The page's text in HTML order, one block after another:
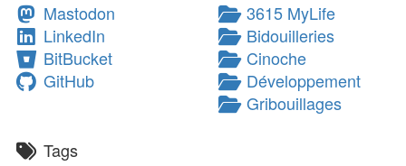
Mastodon
LinkedIn
BitBucket
GitHub
3615 MyLife
Bidouilleries
Cinoche
Développement
Gribouillages
Tags